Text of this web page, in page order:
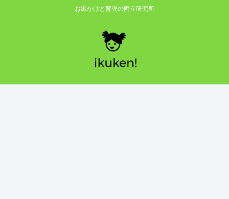
お出かけと育児の両立研究所